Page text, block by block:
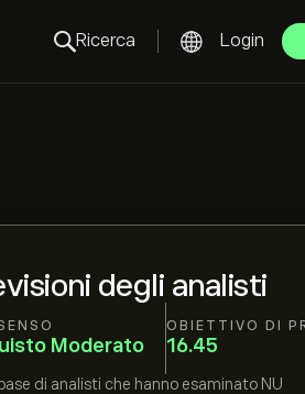
Ricerca Login
degli analisti
Moderato
OBIETTIVO DI
16.45
di analisti che hanno esaminato NU